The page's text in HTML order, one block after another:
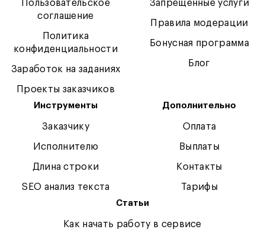
Пользовательское
соглашение
Политика
конфиденциальности
Заработок на заданиях
Проекты заказчиков
Запрещенные услуги
Правила модерации
Бонусная программа
Блог
Инструменты
Заказчику
Исполнителю
Длина строки
SEO анализ текста
Дополнительно
Оплата
Выплаты
Контакты
Тарифы
Статьи
Как начать работу в сервисе